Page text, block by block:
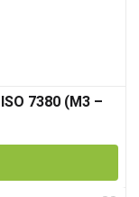
7380 (M3 –